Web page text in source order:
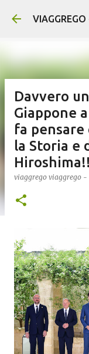
VIAGGREGO
Davvero
Giappone
fa pensare
la Storia e
Hiroshima!!
viaggrego viaggrego -